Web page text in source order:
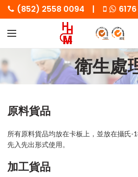
(852) 2558 0094 |
衛生處
原料貨品
所有原料貨品均放在卡板上，並放在攝氏-
先入先出形式使用。
加工貨品